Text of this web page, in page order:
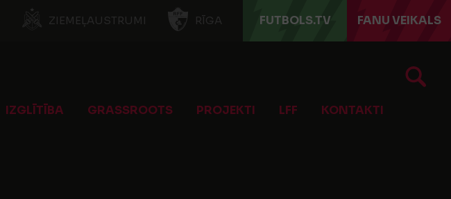
ZIEMEĻAUSTRUMI RĪGA FUTBOLS.TV FANU VEIKALS
IZGLĪTĪBA GRASSROOTS PROJEKTI LFF KONTAKTI